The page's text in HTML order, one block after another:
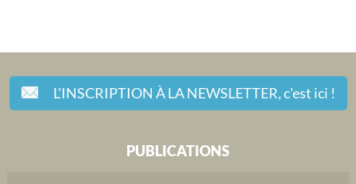
L'INSCRIPTION À LA NEWSLETTER,c'est ici !
PUBLICATIONS